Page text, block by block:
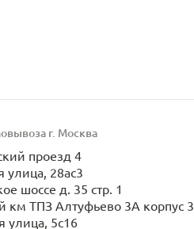
г. Москва
проезд 4
улица, 28ас3
шоссе д. 35 стр. 1
ТПЗ Алтуфьево 3А корпус 3
улица, 5с16